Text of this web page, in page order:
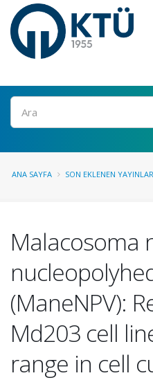
Ara
ANA SAYFA SON EKLENEN YAYINLAR
Malacosoma
(ManeNPV):
Md203 cell
range in cell